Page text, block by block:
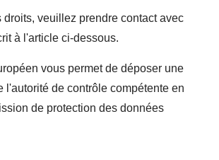
droits, veuillez prendre contact avec
à l'article ci-dessous.
vous permet de déposer une
l'autorité de contrôle compétente en
de protection des données